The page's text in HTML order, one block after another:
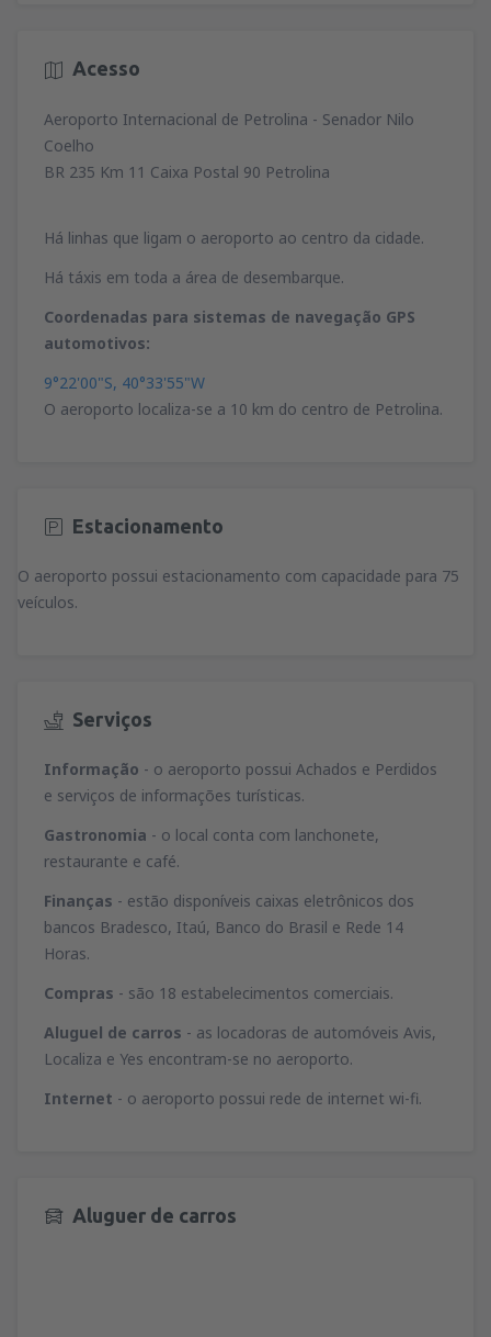
Acesso
Aeroporto Internacional de Petrolina - Senador Nilo
Coelho
BR 235 Km 11 Caixa Postal 90 Petrolina
Há linhas que ligam o aeroporto ao centro da cidade.
Há táxis em toda a área de desembarque.
Coordenadas para sistemas de navegação GPS
automotivos:
9°22'00"S, 40°33'55"W
O aeroporto localiza-se a 10 km do centro de Petrolina.
Estacionamento
O aeroporto possui estacionamento com capacidade para 75
veículos.
Serviços
Informação - o aeroporto possui Achados e Perdidos
e serviços de informações turísticas.
Gastronomia - o local conta com lanchonete,
restaurante e café.
Finanças - estão disponíveis caixas eletrônicos dos
bancos Bradesco, Itaú, Banco do Brasil e Rede 14
Horas.
Compras - são 18 estabelecimentos comerciais.
Aluguel de carros - as locadoras de automóveis Avis,
Localiza e Yes encontram-se no aeroporto.
Internet - o aeroporto possui rede de internet wi-fi.
Aluguer de carros